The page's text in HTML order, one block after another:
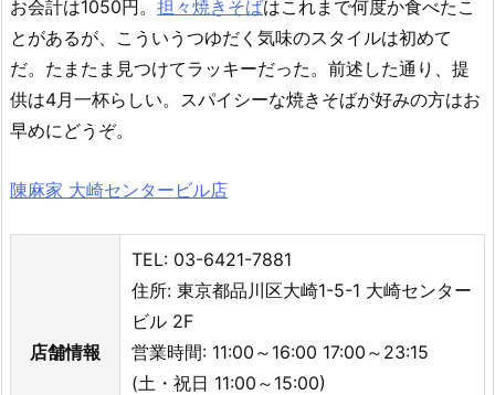
お会計は1050円。 担々焼きそばはこれまで何度か食べたこ
とがあるが、こういうつゆだく気味のスタイルは初めて
だ。たまたま見つけてラッキーだった。前述した通り、提
供は4月一杯らしい。スパイシーな焼きそばが好みの方はお
早めにどうぞ。
陳麻家 大崎センタービル店
店舗情報
TEL: 03-6421-7881
住所: 東京都品川区大崎1-5-1 大崎センター
ビル 2F
営業時間: 11:00～16:00 17:00～23:15
(土・祝日 11:00～15:00)